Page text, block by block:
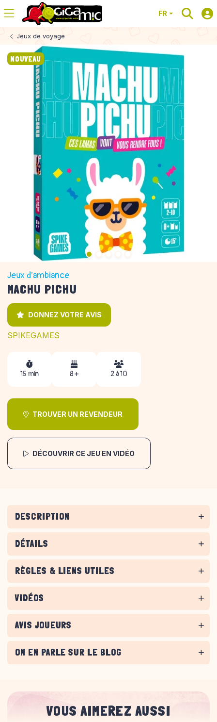
FR
Jeux de voyage
NOUVEAU
Jeux d'ambiance
MACHU PICHU
DONNEZ VOTRE AVIS
SPIKEGAMES
15 min 8 + 2 à 10
TROUVER UN REVENDEUR
DÉCOUVRIR CE JEU EN VIDÉO
DESCRIPTION
DÉTAILS
RÈGLES & LIENS UTILES
VIDÉOS
AVIS JOUEURS
ON EN PARLE SUR LE BLOG
VOUS AIMEREZ AUSSI